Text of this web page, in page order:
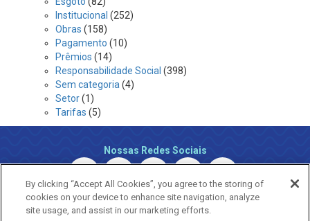
Institucional (252)
Obras (158)
Pagamento (10)
Prêmios (14)
Responsabilidade Social (398)
Sem categoria (4)
Setor(1)
Tarifas (5)
Nossas Redes Sociais
By clicking “Accept All Cookies”, you agree to the storing of
cookies on your device to enhance site navigation, analyze
site usage, and assist in our marketing efforts.